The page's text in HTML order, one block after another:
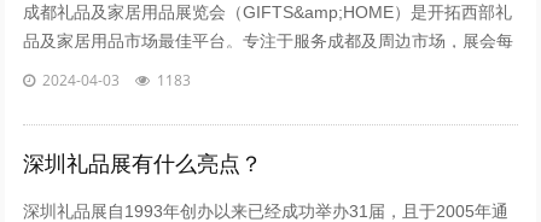
成都礼品及家居用品展览会（GIFTS&amp;HOME）是开拓西部礼
品及家居用品市场最佳平台。专注于服务成都及周边市场，展会每
年吸引众多专业买家前来采购各种商务礼品、促销礼品、旅游休闲
2024-04-03 1183
深圳礼品展有什么亮点？
深圳礼品展自1993年创办以来已经成功举办31届，且于2005年通